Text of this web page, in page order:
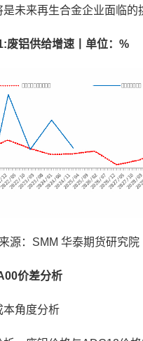
未来再生合金企业面临的
废铝供给增速丨单位： %
源：SMM 华泰期货研究院
价差分析
本角度分析